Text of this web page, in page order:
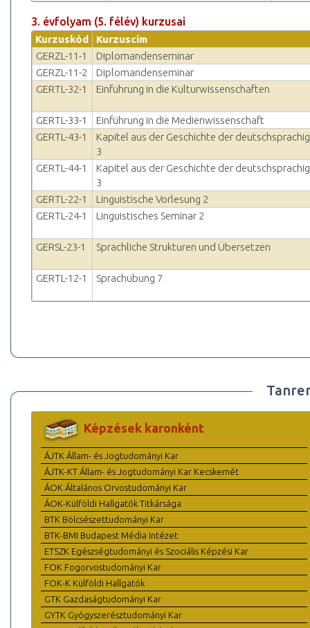
3. évfolyam (5. félév) kurzusai
Kurzuskód
Kurzuscím
GERZL-11-1
Diplomandenseminar
GERZL-11-2
Diplomandenseminar
GERTL-32-1
Einführung in die Kulturwissenschaften
GERTL-33-1
Einführung in die Medienwissenschaft
GERTL-43-1
Kapitel aus der Geschichte der
3
GERTL-44-1
Kapitel aus der Geschichte der
3
GERTL-22-1
Linguistische Vorlesung 2
GERTL-24-1
Linguistisches Seminar 2
GERSL-23-1 Sprachliche Strukturen und Übersetzen
GERTL-12-1 Sprachübung 7
Képzések karonként
ÁJTK Állam- és Jogtudományi Kar
ÁJTK-KT Állam- és Jogtudományi Kar Kecskemét
ÁOK Általános Orvostudományi Kar
ÁOK-Külföldi Hallgatók Titkársága
BTK Bölcsészettudományi Kar
BTK-BMI Budapest Média Intézet
ETSZK Egészségtudományi és Szociális Képzési Kar
FOK Fogorvostudományi Kar
FOK-K Külföldi Hallgatók
GTK Gazdaságtudományi Kar
GYTK Gyógyszerésztudományi Kar